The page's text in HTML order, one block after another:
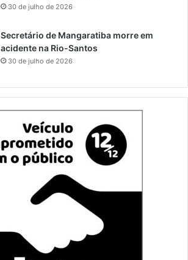
30 de julho de 2026
Secretário de Mangaratiba morre em
acidente na Rio-Santos
30 de julho de 2026